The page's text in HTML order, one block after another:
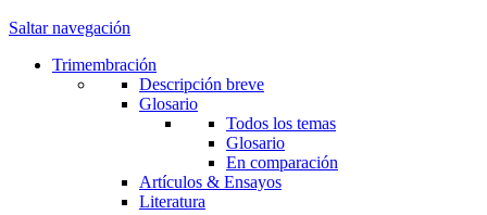
Saltar navegación
Trimembración
Descripción breve
Glosario
Todos los temas
Glosario
En comparación
Artículos & Ensayos
Literatura